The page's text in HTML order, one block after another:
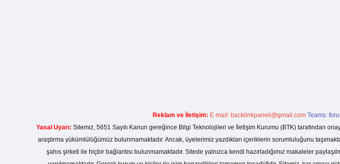
Reklam ve İletişim: E-mail: backlinkpaneli@gmail.com Teams:
Yasal Uyarı: Sitemiz, 5651 Sayılı Kanun gereğince Bilgi Teknolojileri ve İletişim Kurumu (BTK) tarafından
araştırma yükümlülüğümüz bulunmamaktadır. Ancak, üyelerimiz yazdıkları içeriklerin sorumluluğunu
şahıs şirketi ile hiçbir bağlantısı bulunmamaktadır. Sitede yalnızca kendi hazırladığımız makaleler